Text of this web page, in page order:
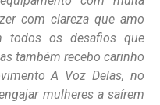
com clareza que amo
todos os desafios que
também recebo carinho
A Voz Delas, no
mulheres a saírem